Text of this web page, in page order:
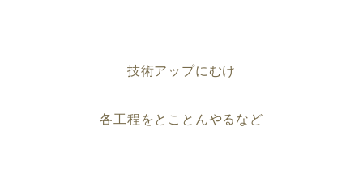
技術アップにむけ
各工程をとことんやるなど